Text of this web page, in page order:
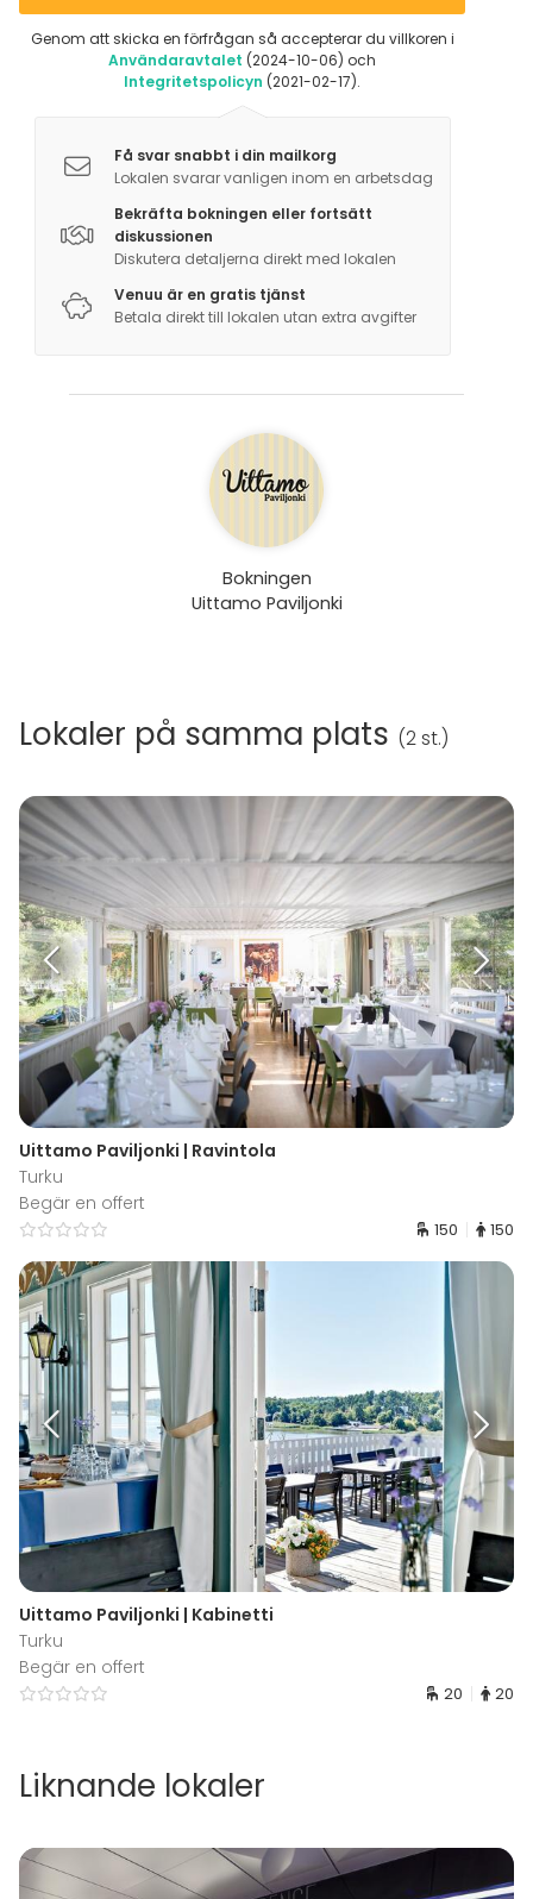
Genom att skicka en förfrågan så accepterar du villkoren i
Användaravtalet (2024-10-06) och
Integritetspolicyn (2021-02-17).
Få svar snabbt i din mailkorg
Lokalen svarar vanligen inom en arbetsdag
Bekräfta bokningen eller fortsätt
diskussionen
Diskutera detaljerna direkt med lokalen
Venuu är en gratis tjänst
Betala direkt till lokalen utan extra avgifter
Bokningen
Uittamo Paviljonki
Lokaler på samma plats (2 st.)
Uittamo Paviljonki | Ravintola
Turku
Begär en offert
150 150
Uittamo Paviljonki | Kabinetti
Turku
Begär en offert
20 20
Liknande lokaler